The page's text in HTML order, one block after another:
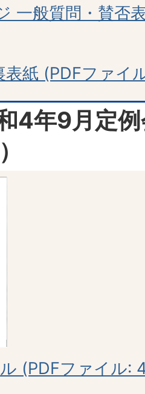
一般質問・賛否
表紙 (PDFファイ
4年9月定
(PDFファイル: